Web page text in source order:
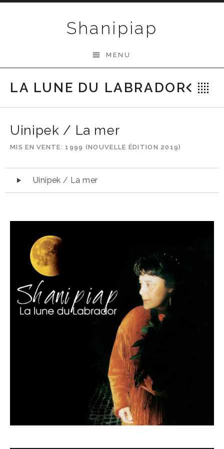
Shanipiap
MENU
LA LUNE DU LABRADOR
Uinipek / La mer
MIS EN VENTE 1999 (NOUVELLE ÉDITION 2019)
Lecteur audio
Uinipek / La mer